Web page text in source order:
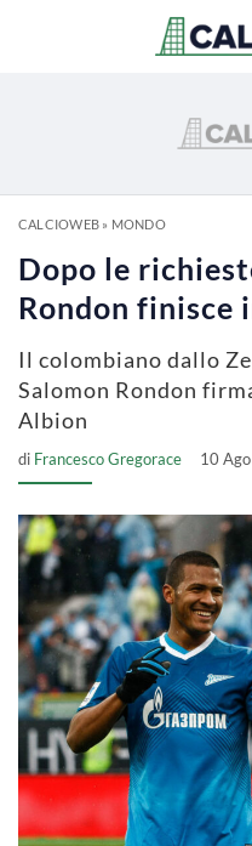
CALCIOWEB» MONDO
Dopo le
Rondon finisce
Il colombiano dallo
Salomon Rondon
Albion
di Francesco Gregorace 10